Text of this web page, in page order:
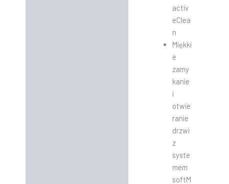
activ
eClea
n
Miękki
e
zamy
kanie
i
otwie
ranie
drzwi
z
syste
mem
softM